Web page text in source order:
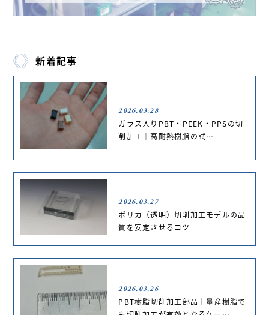
新着記事
2026.03.28
ガラス入りPBT・PEEK・PPSの切
削加工｜高耐熱樹脂の試…
2026.03.27
ポリカ（透明）切削加工モデルの品
質を安定させるコツ
2026.03.26
PBT樹脂切削加工部品｜量産樹脂で